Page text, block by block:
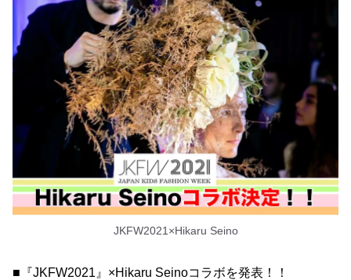
JKFW2021×Hikaru Seino
■『JKFW2021』×Hikaru Seinoコラボを発表！！